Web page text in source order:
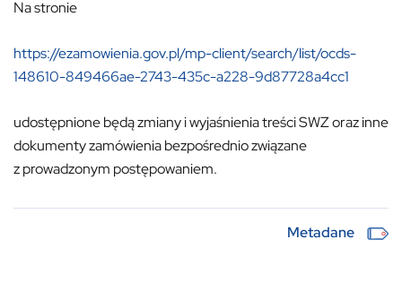
Na stronie
https://ezamowienia.gov.pl/mp-client/search/list/ocds-
148610-849466ae-2743-435c-a228-9d87728a4cc1
udostępnione będą zmiany i wyjaśnienia treści SWZ oraz inne
dokumenty zamówienia bezpośrednio związane
z prowadzonym postępowaniem.
Metadane